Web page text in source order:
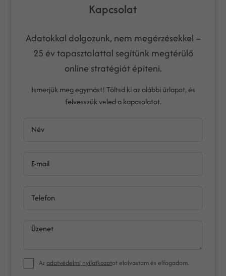
Kapcsolat
Adatokkal dolgozunk, nem megérzésekkel –
25 év tapasztalattal segítünk megtérülő
online stratégiát építeni.
Ismerjük meg egymást! Töltsd ki az alábbi űrlapot, és
felvesszük veled a kapcsolatot.
Név
E-mail
Telefon
Üzenet
Azadatvédelmi nyilatkozatot elolvastam és elfogadom.